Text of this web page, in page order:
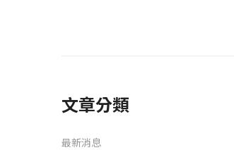
文章分類
最新消息